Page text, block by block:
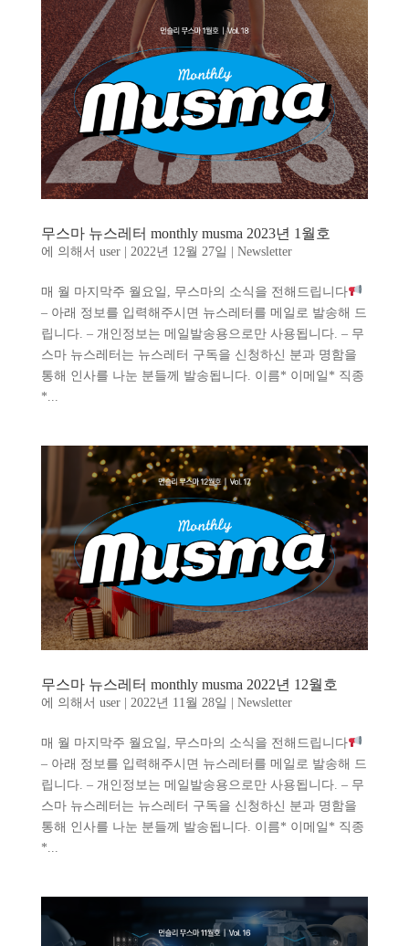
무스마 뉴스레터 monthly musma 2023년 1월호
에 의해서 user| 2022년 12월 27일 Newsletter
매 월 마지막주 월요일, 무스마의 소식을 전해드립니다
– 아래 정보를 입력해주시면 뉴스레터를 메일로 발송해 드
립니다. – 개인정보는 메일발송용으로만 사용됩니다. – 무
스마 뉴스레터는 뉴스레터 구독을 신청하신 분과 명함을
통해 인사를 나눈 분들께 발송됩니다. 이름* 이메일* 직종
*...
무스마 뉴스레터 monthly musma 2022년 12월호
에 의해서 user| 2022년 11월 28일 Newsletter
매 월 마지막주 월요일, 무스마의 소식을 전해드립니다
– 아래 정보를 입력해주시면 뉴스레터를 메일로 발송해 드
립니다. – 개인정보는 메일발송용으로만 사용됩니다. – 무
스마 뉴스레터는 뉴스레터 구독을 신청하신 분과 명함을
통해 인사를 나눈 분들께 발송됩니다. 이름* 이메일* 직종
*...